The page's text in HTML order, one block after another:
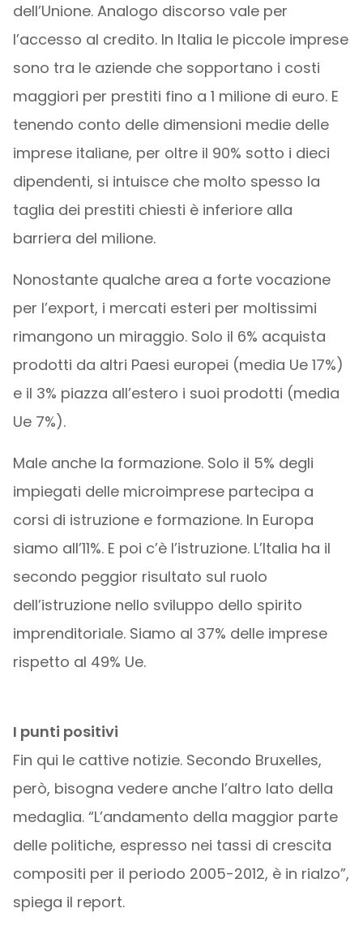
dell’Unione. Analogo discorso vale per
l’accesso al credito. In Italia le piccole imprese
sono tra le aziende che sopportano i costi
maggiori per prestiti fino a 1 milione di euro. E
tenendo conto delle dimensioni medie delle
imprese italiane, per oltre il 90% sotto i dieci
dipendenti, si intuisce che molto spesso la
taglia dei prestiti chiesti è inferiore alla
barriera del milione.
Nonostante qualche area a forte vocazione
per l’export, i mercati esteri per moltissimi
rimangono un miraggio. Solo il 6% acquista
prodotti da altri Paesi europei (media Ue 17%)
e il 3% piazza all’estero i suoi prodotti (media
Ue 7%).
Male anche la formazione. Solo il 5% degli
impiegati delle microimprese partecipa a
corsi di istruzione e formazione. In Europa
siamo all’11%. E poi c’è l’istruzione. L’Italia ha il
secondo peggior risultato sul ruolo
dell’istruzione nello sviluppo dello spirito
imprenditoriale. Siamo al 37% delle imprese
rispetto al 49% Ue.
I punti positivi
Fin qui le cattive notizie. Secondo Bruxelles,
però, bisogna vedere anche l’altro lato della
medaglia. “L’andamento della maggior parte
delle politiche, espresso nei tassi di crescita
compositi per il periodo 2005-2012, è in rialzo”,
spiega il report.